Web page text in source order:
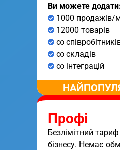
Ви можете
1000 продажів/
12000 товарів
∞
∞ складів
∞ інтеграцій
Профі
Безлімітний
бізнесу. Немає